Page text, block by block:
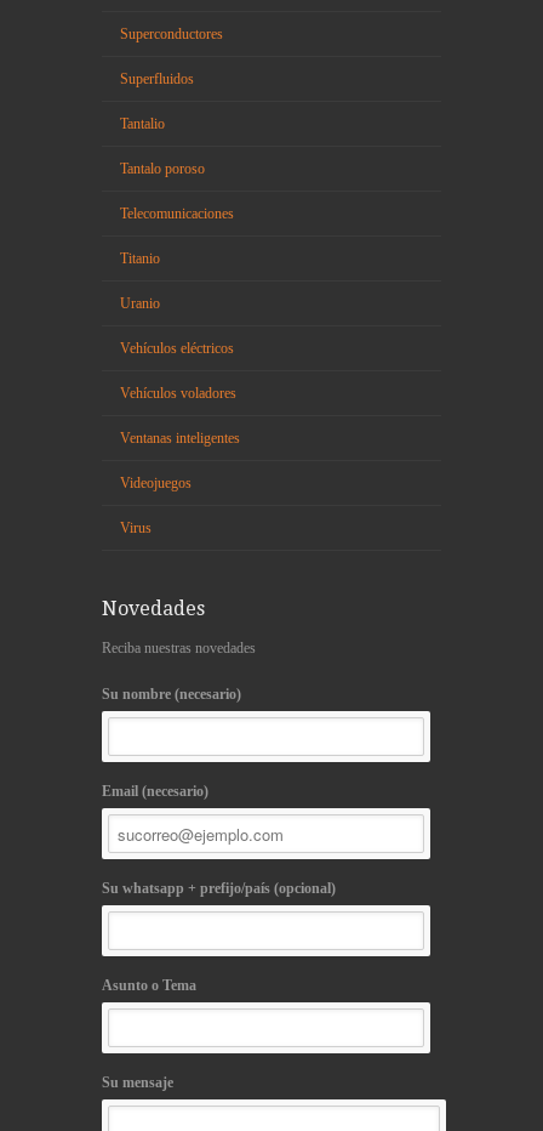
Superconductores
Superfluidos
Tantalio
Tantalo poroso
Telecomunicaciones
Titanio
Uranio
Vehículos eléctricos
Vehículos voladores
Ventanas inteligentes
Videojuegos
Virus
Novedades
Reciba nuestras novedades
Su nombre (necesario)
Email (necesario)
Su whatsapp + prefijo/país (opcional)
Asunto o Tema
Su mensaje